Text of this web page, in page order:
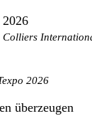
Colliers
2026
überzeugen